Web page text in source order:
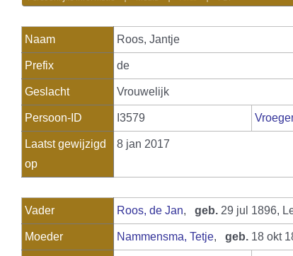
Naam Roos, Jantje
Prefix de
Geslacht Vrouwelijk
Persoon-ID I3579
Laatst gewijzigd
op
8 jan 2017
Vader Roos, de Jan, geb. 29 jul 1896,
Moeder Nammensma, Tetje, geb. 18 okt